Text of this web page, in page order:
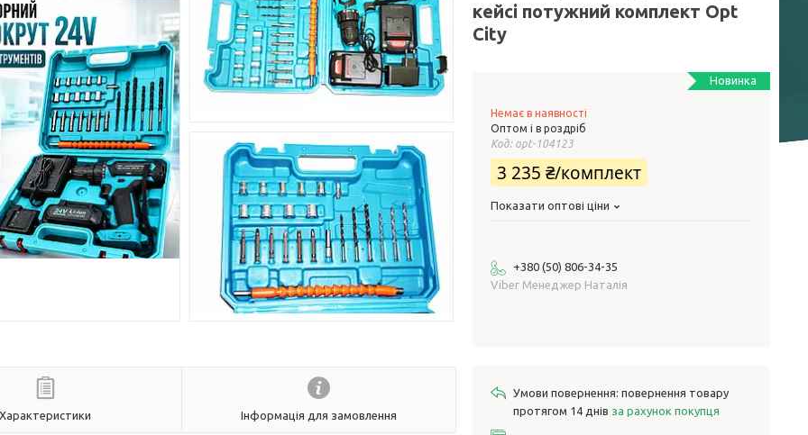
Характеристики Інформація для замовлення
кейсі потужний комплект Opt
City
Новинка
Немає в наявності
Оптом і в роздріб
Код: opt-104123
3 235 ₴/комплект
Показати оптові ціни
+380 (50) 806-34-35
Viber Менеджер Наталія
повернення товару
протягом 14 днів за рахунок покупця